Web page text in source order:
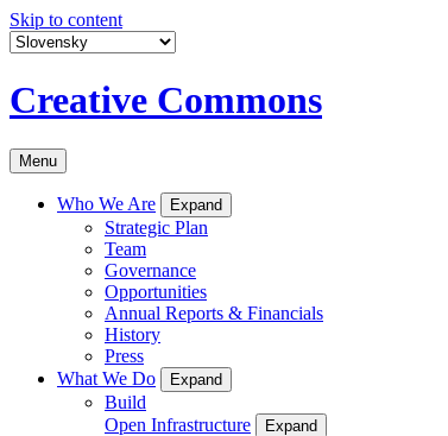
Skip to content
Creative Commons
Menu
Who We Are Expand
Strategic Plan
Team
Governance
Opportunities
Annual Reports & Financials
History
Press
What We Do
Expand
Build
Open Infrastructure
Expand